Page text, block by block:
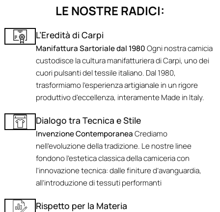
LE NOSTRE RADICI:
L’Eredità di Carpi
Manifattura Sartoriale dal 1980Ogni nostra camicia
custodisce la cultura manifatturiera di Carpi, uno dei
cuori pulsanti del tessile italiano. Dal 1980,
trasformiamo l'esperienza artigianale in un rigore
produttivo d'eccellenza, interamente Made in Italy.
Dialogo tra Tecnica e Stile
Invenzione ContemporaneaCrediamo
nell'evoluzione della tradizione. Le nostre linee
fondono l’estetica classica della camiceria con
l'innovazione tecnica: dalle finiture d’avanguardia,
all’introduzione di tessuti performanti
Rispetto per la Materia